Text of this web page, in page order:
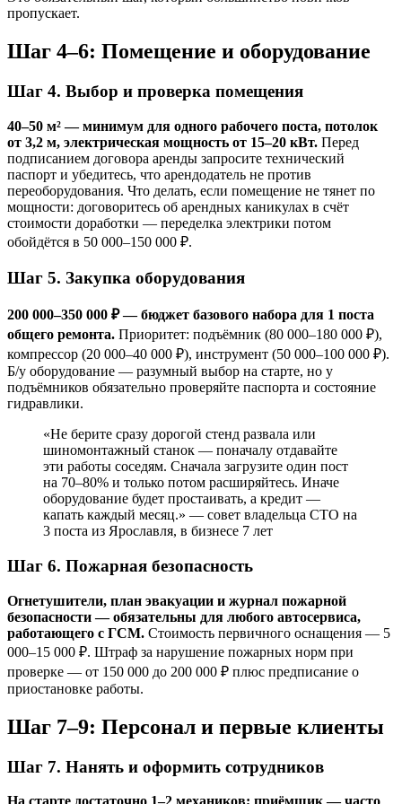
пропускает.
Шаг 4–6: Помещение и оборудование
Шаг 4. Выбор и проверка помещения
40–50 м² — минимум для одного рабочего поста, потолок
от 3,2 м, электрическая мощность от 15–20 кВт. Перед
подписанием договора аренды запросите технический
паспорт и убедитесь, что арендодатель не против
переоборудования. Что делать, если помещение не тянет по
мощности: договоритесь об арендных каникулах в счёт
стоимости доработки — переделка электрики потом
обойдётся в 50 000–150 000 ₽.
Шаг 5. Закупка оборудования
200 000–350 000 ₽ — бюджет базового набора для 1 поста
общего ремонта. Приоритет: подъёмник (80 000–180 000 ₽),
компрессор (20 000–40 000 ₽), инструмент (50 000–100 000 ₽).
Б/у оборудование — разумный выбор на старте, но у
подъёмников обязательно проверяйте паспорта и состояние
гидравлики.
«Не берите сразу дорогой стенд развала или
шиномонтажный станок — поначалу отдавайте
эти работы соседям. Сначала загрузите один пост
на 70–80% и только потом расширяйтесь. Иначе
оборудование будет простаивать, а кредит —
капать каждый месяц.» — совет владельца СТО на
3 поста из Ярославля, в бизнесе 7 лет
Шаг 6. Пожарная безопасность
Огнетушители, план эвакуации и журнал пожарной
безопасности — обязательны для любого автосервиса,
работающего с ГСМ. Стоимость первичного оснащения — 5
000–15 000 ₽. Штраф за нарушение пожарных норм при
проверке — от 150 000 до 200 000 ₽ плюс предписание о
приостановке работы.
Шаг 7–9: Персонал и первые клиенты
Шаг 7. Нанять и оформить сотрудников